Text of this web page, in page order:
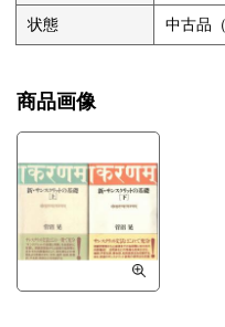
状態 中古品（
商品画像